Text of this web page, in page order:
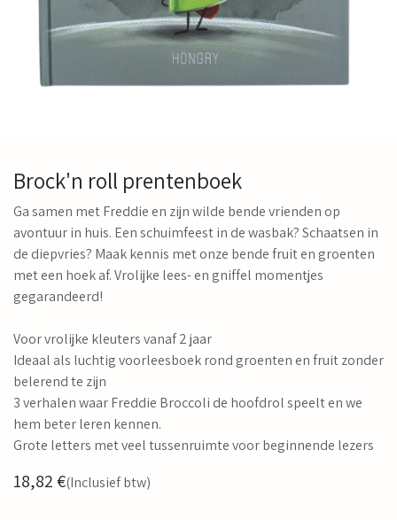
Brock'n roll prentenboek
Ga samen met Freddie en zijn wilde bende vrienden op
avontuur in huis. Een schuimfeest in de wasbak? Schaatsen in
de diepvries? Maak kennis met onze bende fruit en groenten
met een hoek af. Vrolijke lees- en gniffel momentjes
gegarandeerd!
Voor vrolijke kleuters vanaf 2 jaar
Ideaal als luchtig voorleesboek rond groenten en fruit zonder
belerend te zijn
3 verhalen waar Freddie Broccoli de hoofdrol speelt en we
hem beter leren kennen.
Grote letters met veel tussenruimte voor beginnende lezers
18,82€(Inclusief btw)